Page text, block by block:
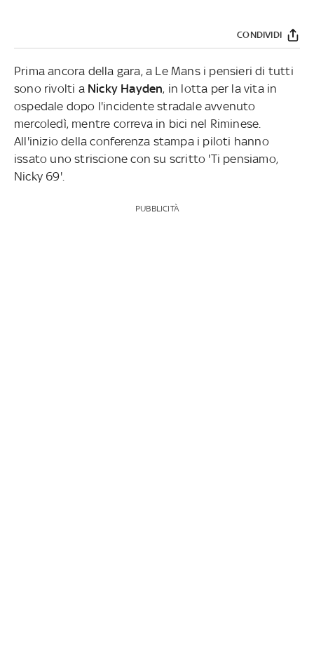
CONDIVIDI
Prima ancora della gara, a Le Mans i pensieri di tutti
sono rivolti a Nicky Hayden, in lotta per la vita in
ospedale dopo l'incidente stradale avvenuto
mercoledì, mentre correva in bici nel Riminese.
All'inizio della conferenza stampa i piloti hanno
issato uno striscione con su scritto 'Ti pensiamo,
Nicky 69'.
PUBBLICITÀ